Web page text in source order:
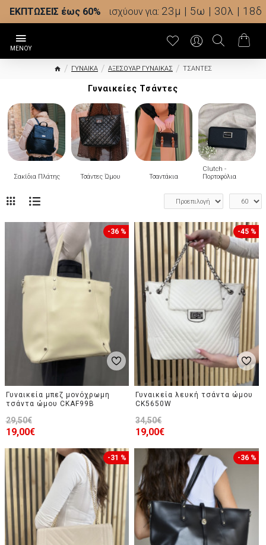
ΕΚΠΤΩΣΕΙΣ έως 60% ισχύουν για: 23μ | 5ω | 30λ | 17δ
ΓΥΝΑΙΚΑ ΑΞΕΣΟΥΑΡ ΓΥΝΑΙΚΑΣ ΤΣΑΝΤΕΣ
Γυναικείες Τσάντες
Σακίδια Πλάτης Τσάντες Ώμου Τσαντάκια
Clutch -
Πορτοφόλια
-36 %
Γυναικεία μπεζ μονόχρωμη
τσάντα ώμου CKAF99B
19,00€
29,50€
-45 %
Γυναικεία λευκή τσάντα ώμου
CK5650W
19,00€
34,50€
-31 % -36 %